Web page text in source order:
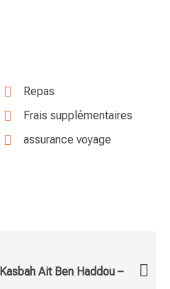
Repas
Frais supplémentaires
assurance voyage
Ait Ben Haddou –